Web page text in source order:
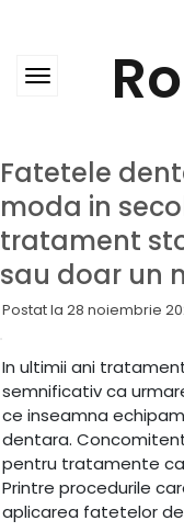
Fatetele
moda in
tratament
sau doar un
Postat la 28 noiembrie
In ultimii ani
semnificativ ca
ce inseamna
dentara.
pentru tratamente
Printre procedurile
aplicarea fatetelor